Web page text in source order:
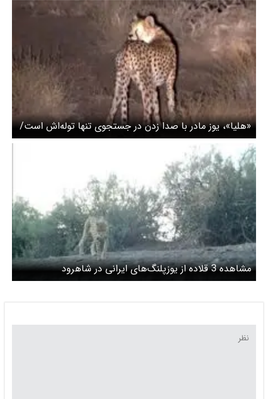
«هلیا»، یوز مادر با صدا زدن در جستجوی تنها توله‌اش است/
ویدئو
مشاهده 3 قلاده از یوزپلنگ‌های ایرانی در شاهرود